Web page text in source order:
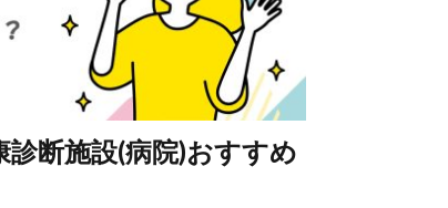
診断施設(病院)おすすめ